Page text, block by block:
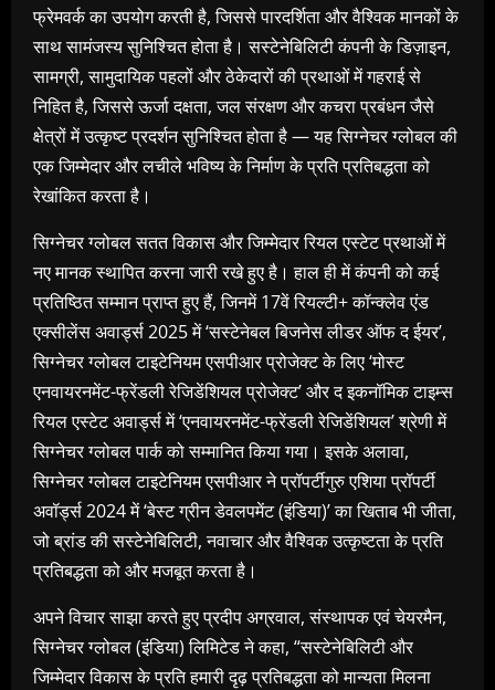
फ्रेमवर्क का उपयोग करती है, जिससे पारदर्शिता और वैश्विक मानकों के
साथ सामंजस्य सुनिश्चित होता है। सस्टेनेबिलिटी कंपनी के डिज़ाइन,
सामग्री, सामुदायिक पहलों और ठेकेदारों की प्रथाओं में गहराई से
निहित है, जिससे ऊर्जा दक्षता, जल संरक्षण और कचरा प्रबंधन जैसे
क्षेत्रों में उत्कृष्ट प्रदर्शन सुनिश्चित होता है — यह सिग्नेचर ग्लोबल की
एक जिम्मेदार और लचीले भविष्य के निर्माण के प्रति प्रतिबद्धता को
रेखांकित करता है।
सिग्नेचर ग्लोबल सतत विकास और जिम्मेदार रियल एस्टेट प्रथाओं में
नए मानक स्थापित करना जारी रखे हुए है। हाल ही में कंपनी को कई
प्रतिष्ठित सम्मान प्राप्त हुए हैं, जिनमें 17वें रियल्टी+ कॉन्क्लेव एंड
एक्सीलेंस अवार्ड्स 2025 में ‘सस्टेनेबल बिजनेस लीडर ऑफ द ईयर’,
सिग्नेचर ग्लोबल टाइटेनियम एसपीआर प्रोजेक्ट के लिए ‘मोस्ट
एनवायरनमेंट-फ्रेंडली रेजिडेंशियल प्रोजेक्ट’ और द इकनॉमिक टाइम्स
रियल एस्टेट अवार्ड्स में ‘एनवायरनमेंट-फ्रेंडली रेजिडेंशियल’ श्रेणी में
सिग्नेचर ग्लोबल पार्क को सम्मानित किया गया। इसके अलावा,
सिग्नेचर ग्लोबल टाइटेनियम एसपीआर ने प्रॉपर्टीगुरु एशिया प्रॉपर्टी
अवॉर्ड्स 2024 में ‘बेस्ट ग्रीन डेवलपमेंट (इंडिया)’ का खिताब भी जीता,
जो ब्रांड की सस्टेनेबिलिटी, नवाचार और वैश्विक उत्कृष्टता के प्रति
प्रतिबद्धता को और मजबूत करता है।
अपने विचार साझा करते हुए प्रदीप अग्रवाल, संस्थापक एवं चेयरमैन,
सिग्नेचर ग्लोबल (इंडिया) लिमिटेड ने कहा, “सस्टेनेबिलिटी और
जिम्मेदार विकास के प्रति हमारी दृढ़ प्रतिबद्धता को मान्यता मिलना